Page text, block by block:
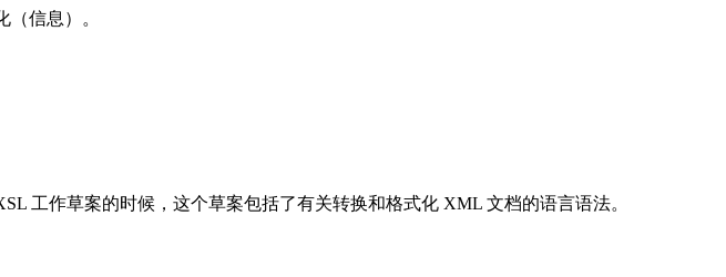
信息）。
工作草案的时候，这个草案包括了有关转换和格式化 XML 文档的语言语法。